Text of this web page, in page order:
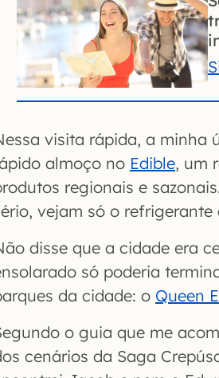
visita rápida, a minha
almoço no Edible, um
regionais e
vejam só o
disse que a cidade era
só poderia
da cidade: o Queen
o guia que me
cenários da Saga